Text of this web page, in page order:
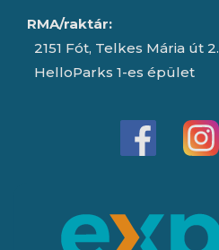
RMA/raktár:
2151 Fót, Telkes Mária út 2.
HelloParks 1-es épület